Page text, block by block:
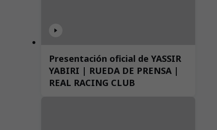
Presentación oficial de YASSIR
YABIRI | RUEDA DE PRENSA |
REAL RACING CLUB